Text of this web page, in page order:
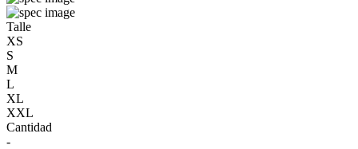
Talle
XS
S
M
L
XL
XXL
Cantidad
-